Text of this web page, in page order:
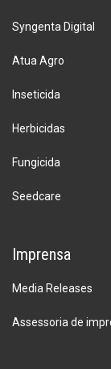
Syngenta Digital
Atua Agro
Inseticida
Herbicidas
Fungicida
Seedcare
Imprensa
Media Releases
Assessoria de